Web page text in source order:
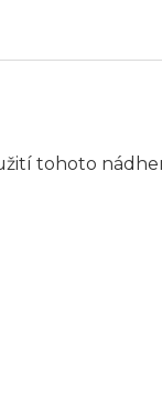
tohoto